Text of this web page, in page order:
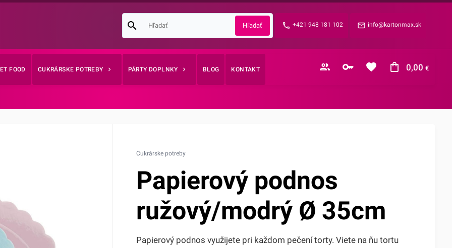
info@kartonmax.sk
+421 948 181 102
FOOD CUKRÁRSKE POTREBY PÁRTY DOPLNKY BLOG KONTAKT 0,00€
Zabudnuté heslo?
Cukrárske potreby
Papierový podnos
ružový/modrý Ø 35cm
Papierový podnos využijete pri každom pečení torty. Viete na ňu tortu